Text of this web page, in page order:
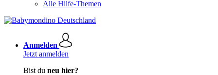
Alle Hilfe-Themen
Anmelden
Jetzt anmelden
Bist du neu hier?